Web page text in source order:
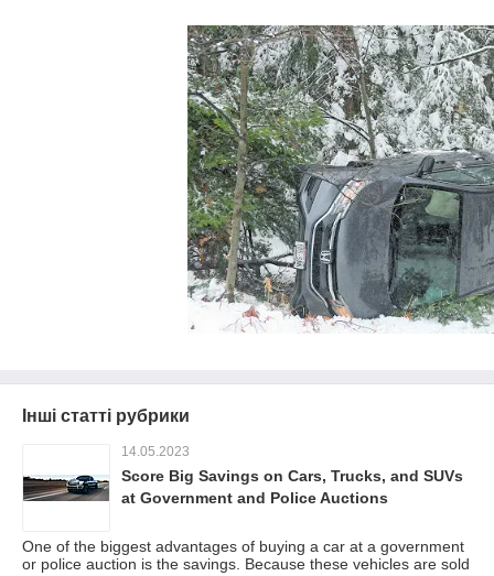
Інші статті рубрики
14.05.2023
Score Big Savings on Cars, Trucks, and SUVs
at Government and Police Auctions
One of the biggest advantages of buying a car at a government
or police auction is the savings. Because these vehicles are sold